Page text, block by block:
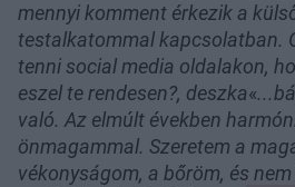
mennyi komment érkezik a
testalkatommal kapcsolatban.
tenni social media oldalakon,
eszel te rendesen?, deszka«
való. Az elmúlt években
önmagammal. Szeretem a
vékonyságom, a bőröm, és